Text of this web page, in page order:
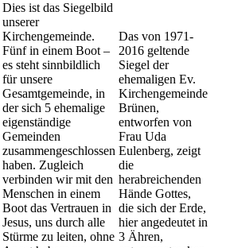
Dies ist das Siegelbild
unserer
Kirchengemeinde.
Fünf in einem Boot –
es steht sinnbildlich
für unsere
Gesamtgemeinde, in
der sich 5 ehemalige
eigenständige
Gemeinden
zusammengeschlossen
haben. Zugleich
verbinden wir mit den
Menschen in einem
Boot das Vertrauen in
Jesus, uns durch alle
Stürme zu leiten, ohne
Das von 1971-
2016 geltende
Siegel der
ehemaligen Ev.
Kirchengemeinde
Brünen,
entworfen von
Frau Uda
Eulenberg, zeigt
die
herabreichenden
Hände Gottes,
die sich der Erde,
hier angedeutet in
3 Ähren,